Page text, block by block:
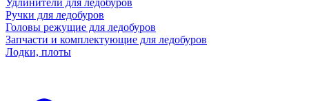
Удлинители для ледобуров
Ручки для ледобуров
Головы режущие для ледобуров
Запчасти и комплектующие для ледобуров
Лодки, плоты